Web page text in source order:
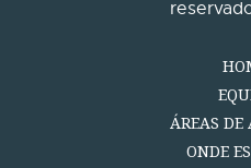
ÁREAS DE
ONDE